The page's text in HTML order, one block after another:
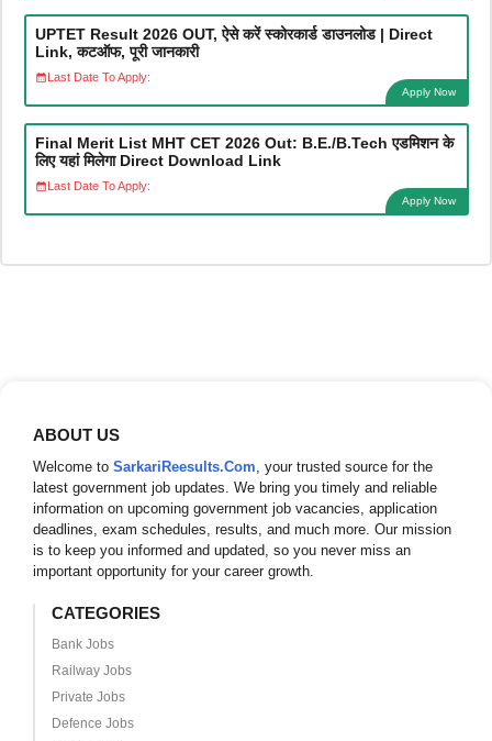
UPTET Result 2026 OUT, ऐसे करें स्कोरकार्ड डाउनलोड | Direct
Link, कटऑफ, पूरी जानकारी
Last Date To Apply:
Apply Now
Final Merit List MHT CET 2026 Out: B.E./B.Tech एडमिशन के
लिए यहां मिलेगा Direct Download Link
Last Date To Apply:
Apply Now
ABOUT US
Welcome to SarkariReesults.Com, your trusted source for the
latest government job updates. We bring you timely and reliable
information on upcoming government job vacancies, application
deadlines, exam schedules, results, and much more. Our mission
is to keep you informed and updated, so you never miss an
important opportunity for your career growth.
CATEGORIES
Bank Jobs
Railway Jobs
Private Jobs
Defence Jobs